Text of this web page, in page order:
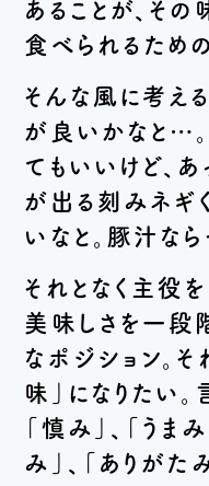
あることが、そ
食べられるため
そんな風に考え
が良いかなと…。
てもいいけど、
が出る刻みネギ
いなと。豚汁な
それとなく主役
美味しさを一段
なポジション。そ
味」になりたい。
「慎み」、「うま
み」、「ありがた